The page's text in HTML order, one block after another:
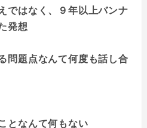
ではなく、９年以上バンナ
発想
問題点なんて何度も話し合
となんて何もない